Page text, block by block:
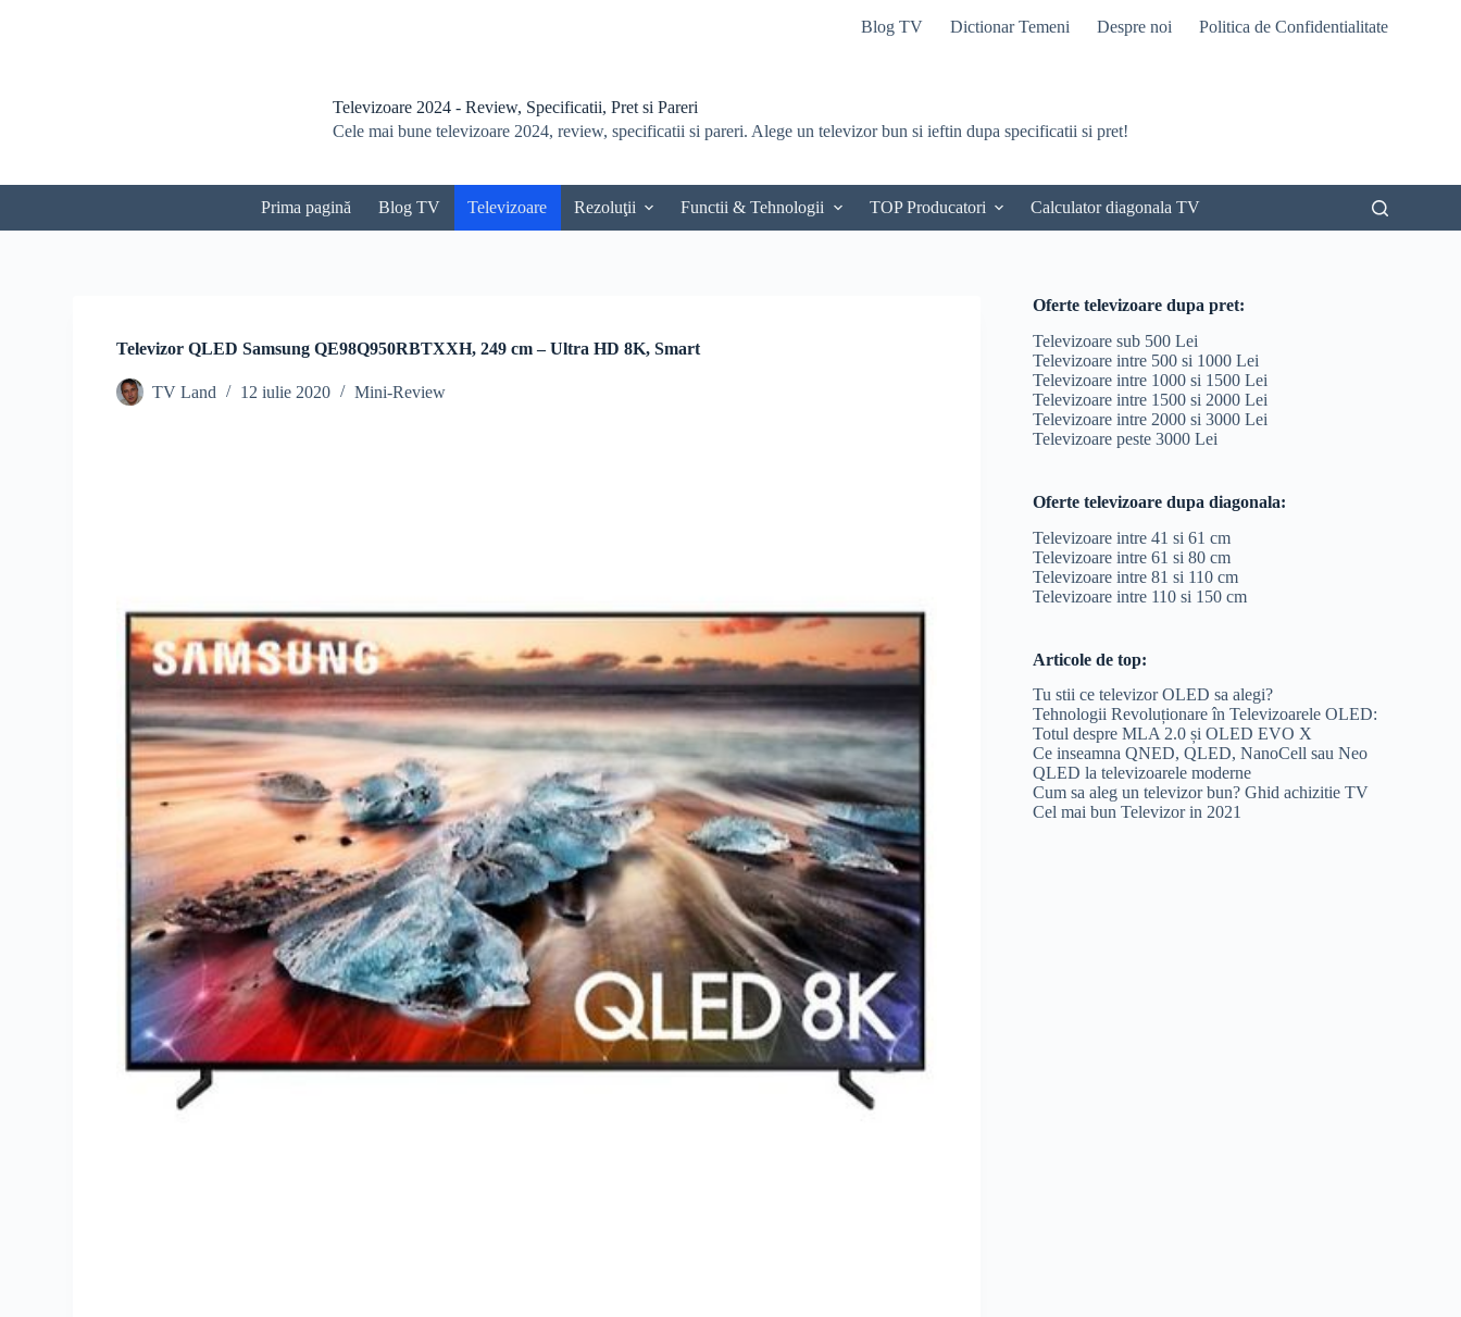
n
Blog TV Dictionar Temeni Despre noi Politica de Confidentialitate
Televizoare 2024 - Review, Specificatii, Pret si Pareri
Cele mai bune televizoare 2024, review, specificatii si pareri. Alege un televizor bun si ieftin dupa specificatii si pret!
Prima pagină Blog TV Televizoare Rezoluţii Functii & Tehnologii TOP Producatori Calculator diagonala TV
Televizor QLED Samsung QE98Q950RBTXXH, 249 cm – Ultra HD 8K, Smart
TV Land 12 iulie 2020 Mini-Review
Oferte televizoare dupa pret:
Televizoare sub 500 Lei
Televizoare intre 500 si 1000 Lei
Televizoare intre 1000 si 1500 Lei
Televizoare intre 1500 si 2000 Lei
Televizoare intre 2000 si 3000 Lei
Televizoare peste 3000 Lei
Oferte televizoare dupa diagonala:
Televizoare intre 41 si 61 cm
Televizoare intre 61 si 80 cm
Televizoare intre 81 si 110 cm
Televizoare intre 110 si 150 cm
Articole de top:
Tu stii ce televizor OLED sa alegi?
Tehnologii Revoluționare în Televizoarele OLED:
Totul despre MLA 2.0 și OLED EVO X
Ce inseamna QNED, QLED, NanoCell sau Neo
QLED la televizoarele moderne
Cum sa aleg un televizor bun? Ghid achizitie TV
Cel mai bun Televizor in 2021